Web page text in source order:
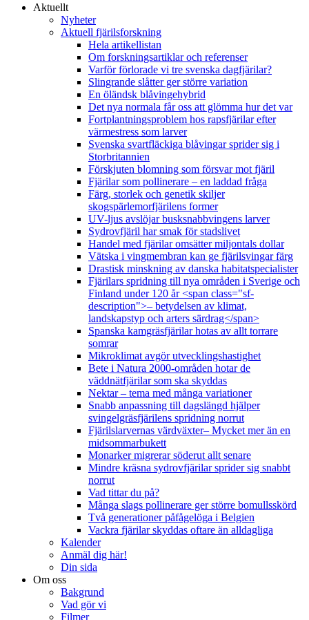
Aktuellt
Nyheter
Aktuell fjärilsforskning
Hela artikellistan
Om forskningsartiklar och referenser
Varför förlorade vi tre svenska dagfjärilar?
Slingrande slåtter ger större variation
En öländsk blåvingehybrid
Det nya normala får oss att glömma hur det var
Fortplantningsproblem hos rapsfjärilar efter
värmestress som larver
Svenska svartfläckiga blåvingar sprider sig i
Storbritannien
Förskjuten blomning som försvar mot fjäril
Fjärilar som pollinerare – en laddad fråga
Färg, storlek och genetik skiljer
skogspärlemorfjärilens former
UV-ljus avslöjar busksnabbvingens larver
Sydrovfjäril har smak för stadslivet
Handel med fjärilar omsätter miljontals dollar
Vätska i vingmembran kan ge fjärilsvingar färg
Drastisk minskning av danska habitatspecialister
Fjärilars spridning till nya områden i Sverige och
Finland under 120 år <span class="sf-
description">– betydelsen av klimat,
landskapstyp och arters särdrag</span>
Spanska kamgräsfjärilar hotas av allt torrare
somrar
Mikroklimat avgör utvecklingshastighet
Bete i Natura 2000-områden hotar de
väddnätfjärilar som ska skyddas
Nektar – tema med många variationer
Snabb anpassning till dagslängd hjälper
svingelgräsfjärilens spridning norrut
Fjärilslarvernas värdväxter– Mycket mer än en
midsommarbukett
Monarker migrerar söderut allt senare
Mindre kräsna sydrovfjärilar sprider sig snabbt
norrut
Vad tittar du på?
Många slags pollinerare ger större bomullsskörd
Två generationer påfågelöga i Belgien
Vackra fjärilar skyddas oftare än alldagliga
Kalender
Anmäl dig här!
Din sida
Om oss
Bakgrund
Vad gör vi
Filmer